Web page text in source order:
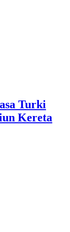
Turki
Kereta